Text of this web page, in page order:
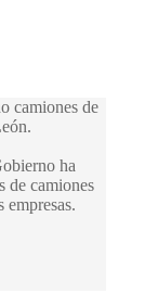
camiones de
ha
de camiones